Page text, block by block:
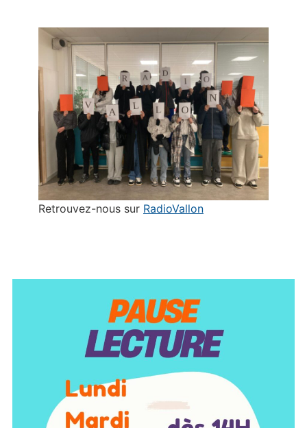
Retrouvez-nous sur RadioVallon